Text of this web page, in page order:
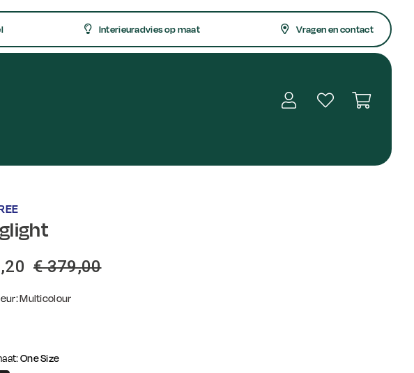
Interieuradvies op maat Vragen en contact
€ 379,00
Multicolour
One Size